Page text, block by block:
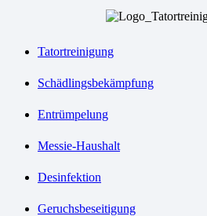
Tatortreinigung
Schädlingsbekämpfung
Entrümpelung
Messie-Haushalt
Desinfektion
Geruchsbeseitigung